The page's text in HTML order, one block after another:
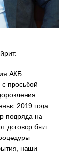
АКБ
просьбой
2019 года
подряда на
договор был
наши